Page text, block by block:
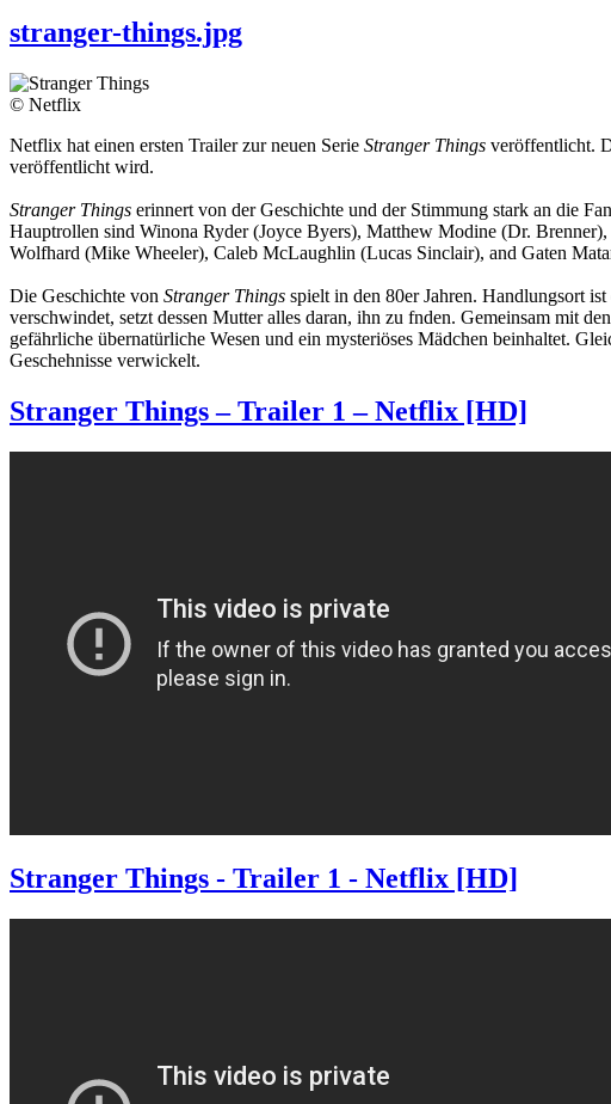
stranger-things.jpg
© Netflix
Netflix hat einen ersten Trailer zur neuen Serie Stranger Things veröffentlicht.
veröffentlicht wird.
Stranger Things erinnert von der Geschichte und der Stimmung stark an die
Hauptrollen sind Winona Ryder (Joyce Byers), Matthew Modine (Dr.
Wolfhard (Mike Wheeler), Caleb McLaughlin (Lucas Sinclair), and Gaten
Die Geschichte von Stranger Things spielt in den 80er Jahren. Handlungsort
verschwindet, setzt dessen Mutter alles daran, ihn zu fnden. Gemeinsam mit
gefährliche übernatürliche Wesen und ein mysteriöses Mädchen beinhaltet.
Geschehnisse verwickelt.
Stranger Things – Trailer 1 – Netflix [HD]
Stranger Things - Trailer 1 - Netflix [HD]